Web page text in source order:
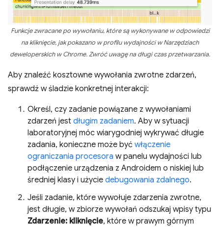
Funkcje zwracane po wywołaniu, które są wykonywane w odpowiedzi
na kliknięcie, jak pokazano w profilu wydajności w Narzędziach
deweloperskich w Chrome. Zwróć uwagę na długi czas przetwarzania.
Aby znaleźć kosztowne wywołania zwrotne zdarzeń,
sprawdź w śladzie konkretnej interakcji:
Określ, czy zadanie powiązane z wywołaniami
zdarzeń jest długim zadaniem. Aby w sytuacji
laboratoryjnej móc wiarygodniej wykrywać długie
zadania, konieczne może być włączenie
ograniczania procesora w panelu wydajności lub
podłączenie urządzenia z Androidem o niskiej lub
średniej klasy i użycie debugowania zdalnego.
Jeśli zadanie, które wywołuje zdarzenia zwrotne,
jest długie, w zbiorze wywołań odszukaj wpisy typu
Zdarzenie: kliknięcie, które w prawym górnym